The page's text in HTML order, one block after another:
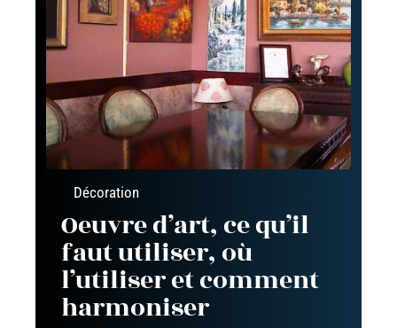
Décoration
Oeuvre d’art, ce qu’il
faut utiliser, où
l’utiliser et comment
harmoniser